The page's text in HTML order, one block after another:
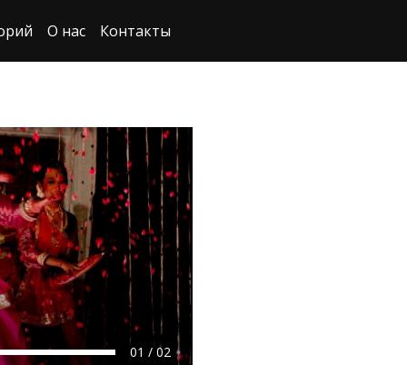
О нас Контакты
01 / 02